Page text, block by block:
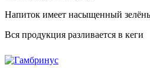
Напиток имеет насыщенный
Вся продукция разливается в кеги